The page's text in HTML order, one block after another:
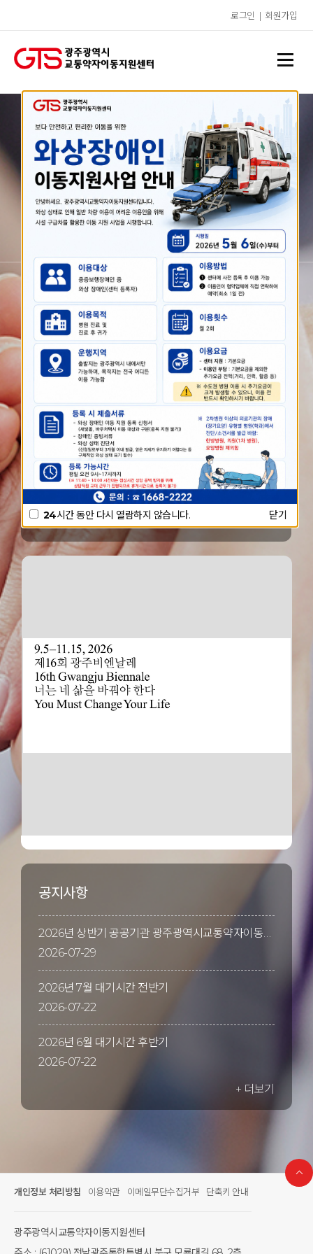
로그인 | 회원가입
24시간 동안 다시 열람하지 않습니다. 닫기
복권기금과 함께하는
행복한 동행 새빛콜!
친절하고 안전한 교통약자 전용
차량이동서비스입니다.
인터넷 접수
더보기 +
접수내역/취소
더보기 +
전화접수/이용문의
1668-2222
공지사항
2026년 상반기 공공기관 광주광역시교통약자이동지원센터 신규직원채용 최종합격자 공고
2026-07-29
2026년 7월 대기시간 전반기
2026-07-22
2026년 6월 대기시간 후반기
2026-07-22
+ 더보기
개인정보 처리방침 이용약관 이메일무단수집거부 단축키 안내
광주광역시교통약자이동지원센터